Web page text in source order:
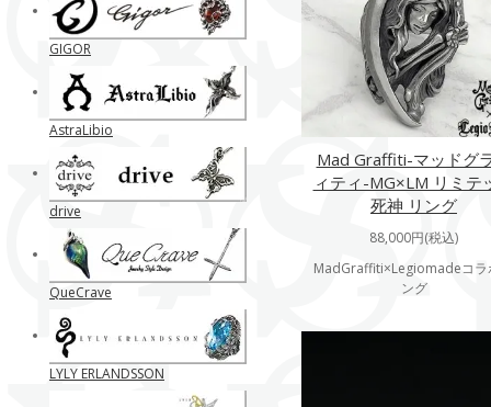
Mad Graffiti-マッドグ
ィティ-MG×LM リミテ
死神 リング
88,000円(税込)
MadGraffiti×Legiomadeコラ
ング
GIGOR
AstraLibio
drive
QueCrave
LYLY ERLANDSSON